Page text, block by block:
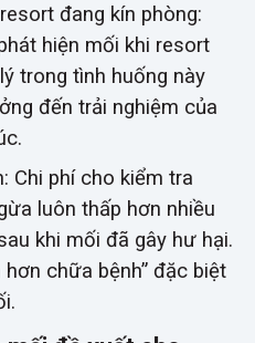
đang kín phòng:
hiện mối khi resort
trong tình huống này
đến trải nghiệm của
Chi phí cho kiểm tra
luôn thấp hơn nhiều
khi mối đã gây hư hại.
chữa bệnh” đặc biệt